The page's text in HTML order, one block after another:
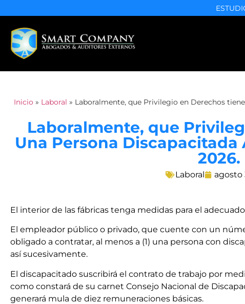
Inicio » Laboral » Laboralmente, que Privilegio en Derechos
Laboralmente, que
Una Persona Discapacitada
2026.
Laboral agosto
El interior de las fábricas tenga medidas para el
El empleador público o privado, que cuente con un
obligado a contratar, al menos a (1) una persona con
así sucesivamente.
El discapacitado suscribirá el contrato de trabajo por
como constará de su carnet Consejo Nacional de
generará mula de diez remuneraciones básicas.